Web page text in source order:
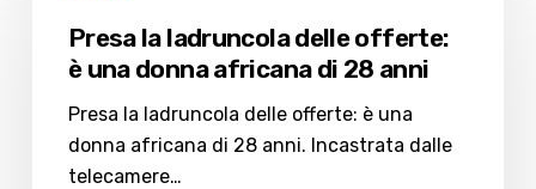
delle
offerte:
donna
Presa la ladruncola delle offerte:
è una donna africana di 28 anni
Presa la ladruncola delle offerte: è una
donna africana di 28 anni. Incastrata dalle
telecamere…